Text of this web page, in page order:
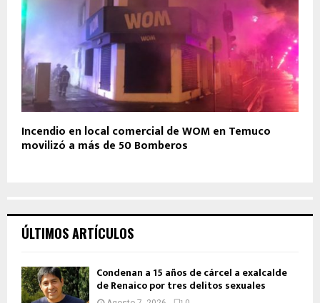
Incendio en local comercial de WOM en Temuco
movilizó a más de 50 Bomberos
ÚLTIMOS ARTÍCULOS
Condenan a 15 años de cárcel a exalcalde
de Renaico por tres delitos sexuales